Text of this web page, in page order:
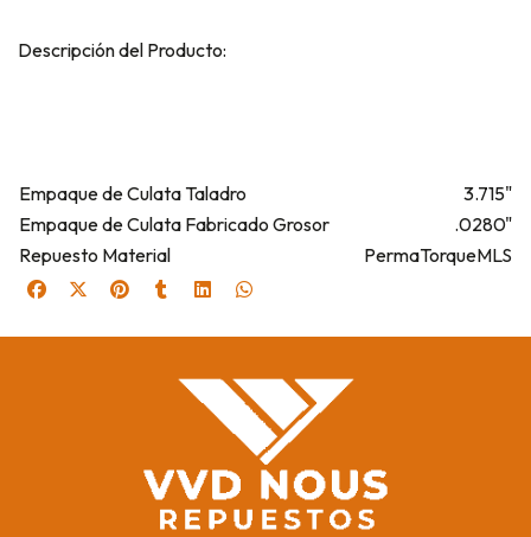
Descripción del Producto:
Empaque de Culata Taladro
3.715"
Empaque de Culata Fabricado Grosor
.0280"
Repuesto Material
PermaTorqueMLS